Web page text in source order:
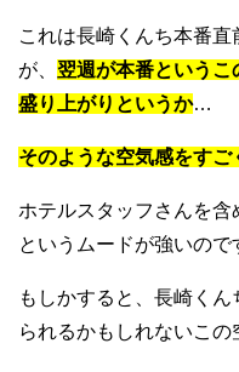
これは長崎くんち本番
が、 翌週が本番というこ
盛り上がりというか…
そのような空気感をすご
ホテルスタッフさんを
というムードが強いので
もしかすると、長崎く
られるかもしれないこの